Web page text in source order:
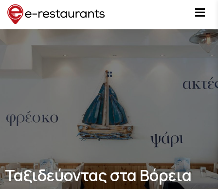
Ταξιδεύοντας στα Βόρεια